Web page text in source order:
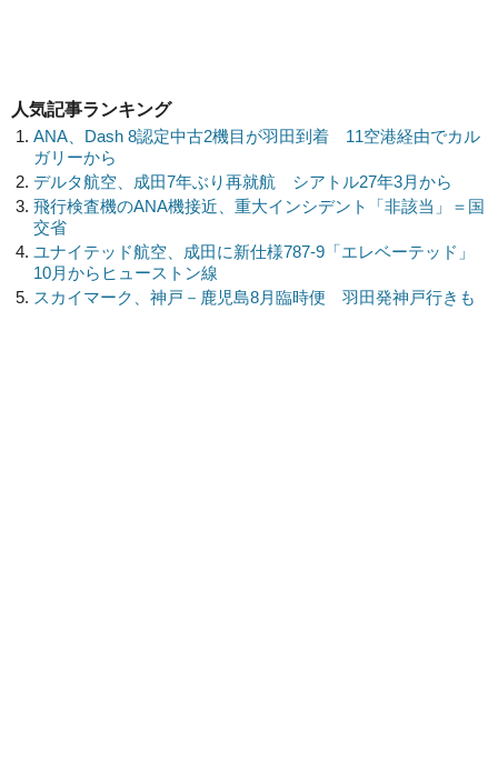
人気記事ランキング
ANA、Dash 8認定中古2機目が羽田到着 11空港経由でカル
ガリーから
デルタ航空、成田7年ぶり再就航 シアトル27年3月から
飛行検査機のANA機接近、重大インシデント「非該当」＝国
交省
ユナイテッド航空、成田に新仕様787-9「エレベーテッド」
10月からヒューストン線
スカイマーク、神戸－鹿児島8月臨時便 羽田発神戸行きも